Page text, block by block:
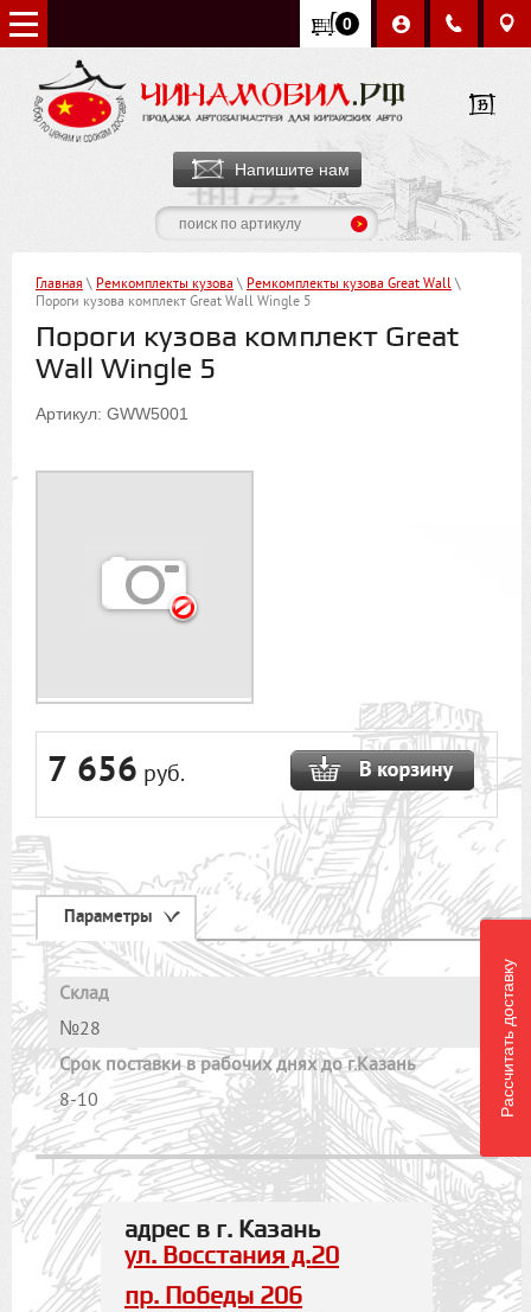
0
Напишите нам
Главная \ Ремкомплекты кузова \ Ремкомплекты кузова Great Wall \
Пороги кузова комплект Great Wall Wingle 5
Пороги кузова комплект Great
Wall Wingle 5
Артикул: GWW5001
7 656 руб.
Параметры
Склад
№28
Cрок поставки в рабочих днях до г.Казань
8-10
адрес в г. Казань
ул. Восстания д.20
пр. Победы 206
Рассчитать доставку